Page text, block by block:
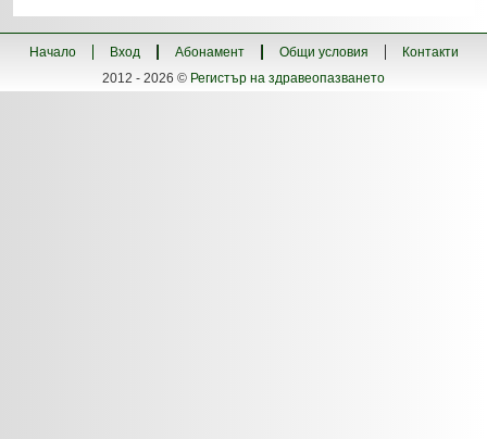
Начало Вход Абонамент Общи условия
Контакти
2012 - 2026 © Регистър на здравеопазването